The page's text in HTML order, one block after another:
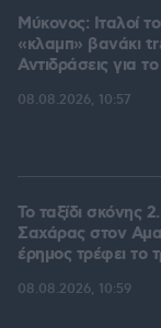
Μύκονος: Ιταλοί
«κλαμπ» βανάκι
Αντιδράσεις για
08.08.2026, 10:57
Το ταξίδι σκόνης
Σαχάρας στον
έρημος τρέφει το
08.08.2026, 10:59